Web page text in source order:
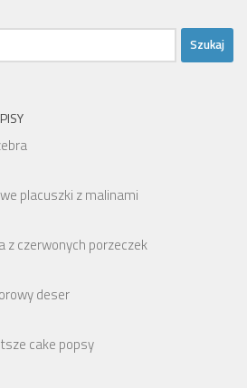
placuszki z malinami
z czerwonych porzeczek
deser
cake popsy